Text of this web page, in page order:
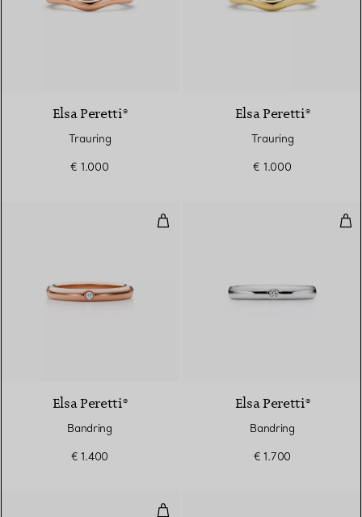
Elsa Peretti®
Trauring
€ 1.000
Elsa Peretti®
Trauring
€ 1.000
Bandring
Elsa Peretti®
Bandring
€ 1.400
Elsa Peretti®
Bandring
€ 1.700
Trauring